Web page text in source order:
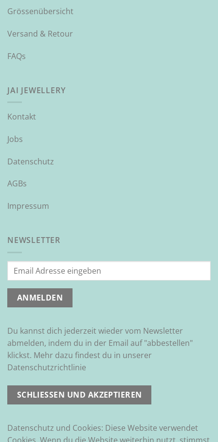
Grössenübersicht
Versand & Retour
FAQs
JAI JEWELLERY
Kontakt
Jobs
Datenschutz
AGBs
Impressum
NEWSLETTER
Du kannst dich jederzeit wieder vom Newsletter
abmelden, indem du in der Email auf "abbestellen"
klickst. Mehr dazu findest du in unserer
Datenschutzrichtlinie
Datenschutz und Cookies: Diese Website verwendet